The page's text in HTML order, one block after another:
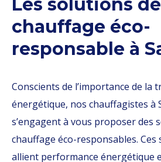
Les solutions de
chauffage éco-
responsable à
Conscients de l’importance de la
énergétique, nos chauffagistes à
s’engagent à vous proposer des
chauffage éco-responsables.
allient performance énergétique